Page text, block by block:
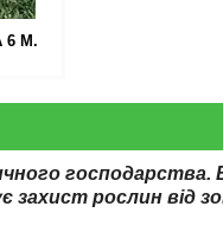
6 М.
господарства.
захист рослин від